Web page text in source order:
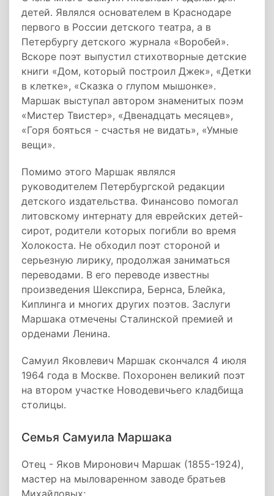
детей. Являлся основателем в Краснодаре
первого в России детского театра, а в
Петербургу детского журнала «Воробей».
Вскоре поэт выпустил стихотворные детские
книги «Дом, который построил Джек», «Детки
в клетке», «Сказка о глупом мышонке».
Маршак выступал автором знаменитых поэм
«Мистер Твистер», «Двенадцать месяцев»,
«Горя бояться - счастья не видать», «Умные
вещи».
Помимо этого Маршак являлся
руководителем Петербургской редакции
детского издательства. Финансово помогал
литовскому интернату для еврейских детей-
сирот, родители которых погибли во время
Холокоста. Не обходил поэт стороной и
серьезную лирику, продолжая заниматься
переводами. В его переводе известны
произведения Шекспира, Бернса, Блейка,
Киплинга и многих других поэтов. Заслуги
Маршака отмечены Сталинской премией и
орденами Ленина.
Самуил Яковлевич Маршак скончался 4 июля
1964 года в Москве. Похоронен великий поэт
на втором участке Новодевичьего кладбища
столицы.
Семья Самуила Маршака
Отец - Яков Миронович Маршак (1855-1924),
мастер на мыловаренном заводе братьев
Михайловых;